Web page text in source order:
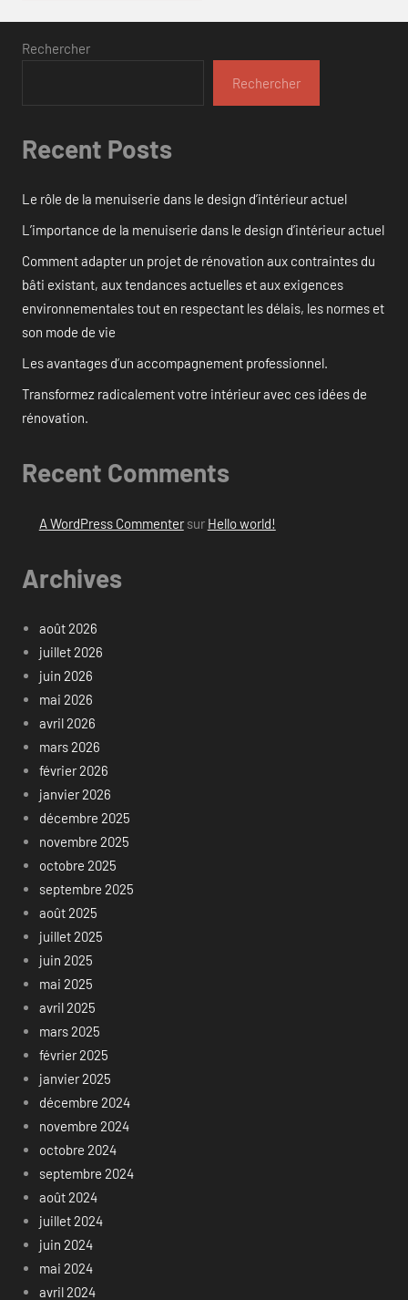
Rechercher
Rechercher
Recent Posts
Le rôle de la menuiserie dans le design d’intérieur actuel
L’importance de la menuiserie dans le design d’intérieur actuel
Comment adapter un projet de rénovation aux contraintes du
bâti existant, aux tendances actuelles et aux exigences
environnementales tout en respectant les délais, les normes et
son mode de vie
Les avantages d’un accompagnement professionnel.
Transformez radicalement votre intérieur avec ces idées de
rénovation.
Recent Comments
A WordPress Commentersur Hello world!
Archives
août 2026
juillet 2026
juin 2026
mai 2026
avril 2026
mars 2026
février 2026
janvier 2026
décembre 2025
novembre 2025
octobre 2025
septembre 2025
août 2025
juillet 2025
juin 2025
mai 2025
avril 2025
mars 2025
février 2025
janvier 2025
décembre 2024
novembre 2024
octobre 2024
septembre 2024
août 2024
juillet 2024
juin 2024
mai 2024
avril 2024